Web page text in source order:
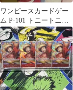
ワンピースカードゲー
ム P-101 トニートニ
ー・チョッパー 4枚